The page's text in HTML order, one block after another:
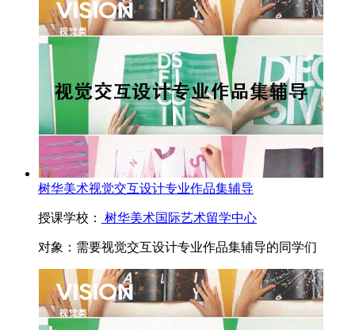
树华美术视觉交互设计专业作品集辅导
授课学校： 树华美术国际艺术留学中心
对象： 需要视觉交互设计专业作品集辅导的同学们